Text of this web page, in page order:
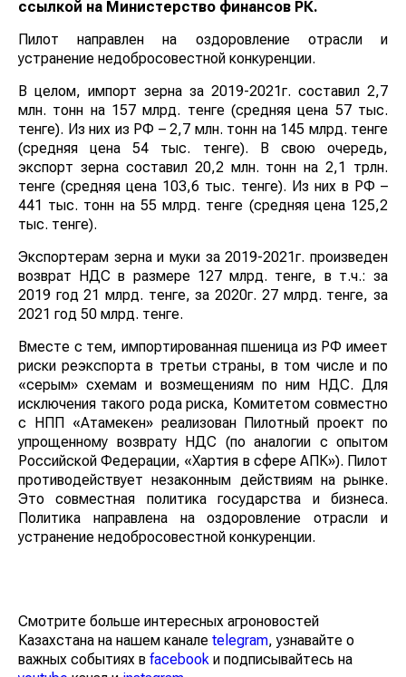
ссылкой на Министерство финансов РК.
Пилот направлен на оздоровление отрасли и
устранение недобросовестной конкуренции.
В целом, импорт зерна за 2019-2021г. составил 2,7
млн. тонн на 157 млрд. тенге (средняя цена 57 тыс.
тенге). Из них из РФ – 2,7 млн. тонн на 145 млрд. тенге
(средняя цена 54 тыс. тенге). В свою очередь,
экспорт зерна составил 20,2 млн. тонн на 2,1 трлн.
тенге (средняя цена 103,6 тыс. тенге). Из них в РФ –
441 тыс. тонн на 55 млрд. тенге (средняя цена 125,2
тыс. тенге).
Экспортерам зерна и муки за 2019-2021г. произведен
возврат НДС в размере 127 млрд. тенге, в т.ч.: за
2019 год 21 млрд. тенге, за 2020г. 27 млрд. тенге, за
2021 год 50 млрд. тенге.
Вместе с тем, импортированная пшеница из РФ имеет
риски реэкспорта в третьи страны, в том числе и по
«серым» схемам и возмещениям по ним НДС. Для
исключения такого рода риска, Комитетом совместно
с НПП «Атамекен» реализован Пилотный проект по
упрощенному возврату НДС (по аналогии с опытом
Российской Федерации, «Хартия в сфере АПК»). Пилот
противодействует незаконным действиям на рынке.
Это совместная политика государства и бизнеса.
Политика направлена на оздоровление отрасли и
устранение недобросовестной конкуренции.
Смотрите больше интересных агроновостей
Казахстана на нашем канале telegram, узнавайте о
важных событиях в facebook и подписывайтесь на